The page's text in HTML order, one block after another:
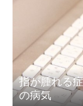
指が腫れる
の病気